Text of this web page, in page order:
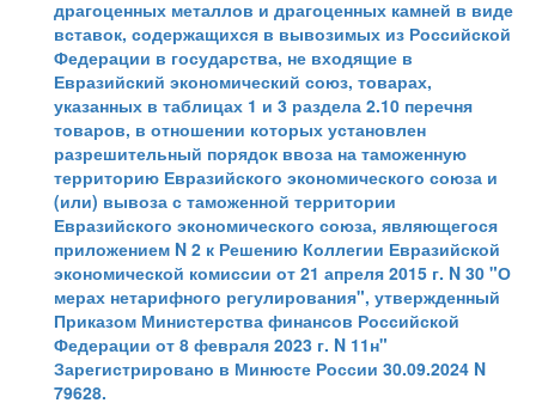
драгоценных металлов и драгоценных камней в виде
вставок, содержащихся в вывозимых из Российской
Федерации в государства, не входящие в
Евразийский экономический союз, товарах,
указанных в таблицах 1 и 3 раздела 2.10 перечня
товаров, в отношении которых установлен
разрешительный порядок ввоза на таможенную
территорию Евразийского экономического союза и
(или) вывоза с таможенной территории
Евразийского экономического союза, являющегося
приложением N 2 к Решению Коллегии Евразийской
экономической комиссии от 21 апреля 2015 г. N 30 "О
мерах нетарифного регулирования", утвержденный
Приказом Министерства финансов Российской
Федерации от 8 февраля 2023 г. N 11н"
Зарегистрировано в Минюсте России 30.09.2024 N
79628.